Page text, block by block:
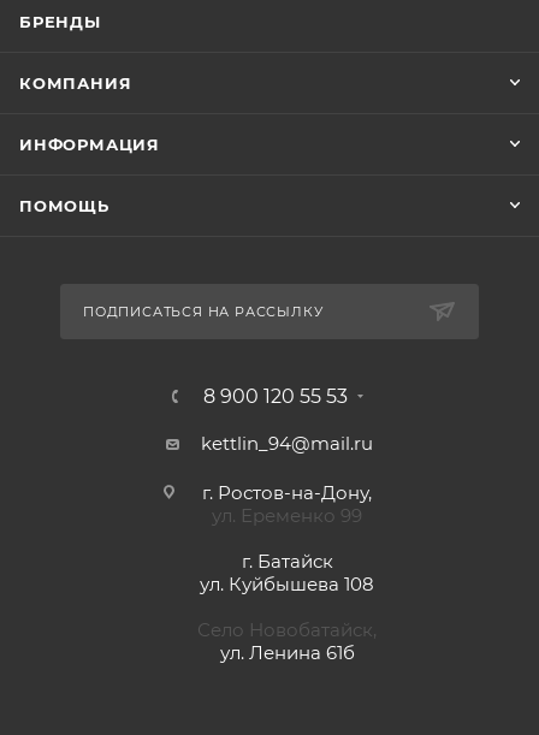
БРЕНДЫ
КОМПАНИЯ
ИНФОРМАЦИЯ
ПОМОЩЬ
ПОДПИСАТЬСЯ НА РАССЫЛКУ
8 900 120 55 53
kettlin_94@mail.ru
г. Ростов-на-Дону,
ул. Еременко 99
г. Батайск
ул. Куйбышева 108
Село Новобатайск,
ул. Ленина 61б